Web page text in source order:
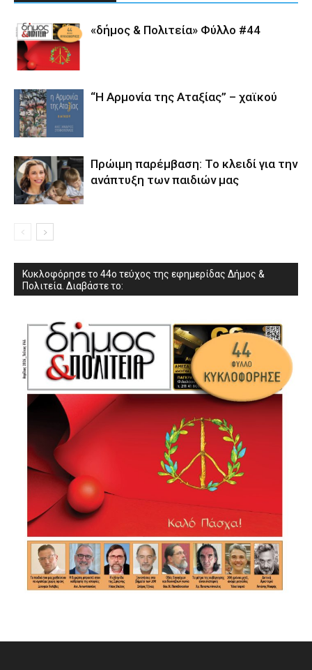
«δήμος & Πολιτεία» Φύλλο #44
“Η Αρμονία της Αταξίας” – χαϊκού
Πρώιμη παρέμβαση: Το κλειδί για την
ανάπτυξη των παιδιών µας
Κυκλοφόρησε το 44ο τεύχος της εφημερίδας Δήμος &
Πολιτεία. Διαβάστε το: